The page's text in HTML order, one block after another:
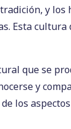
y los
Esta
que se
y
los